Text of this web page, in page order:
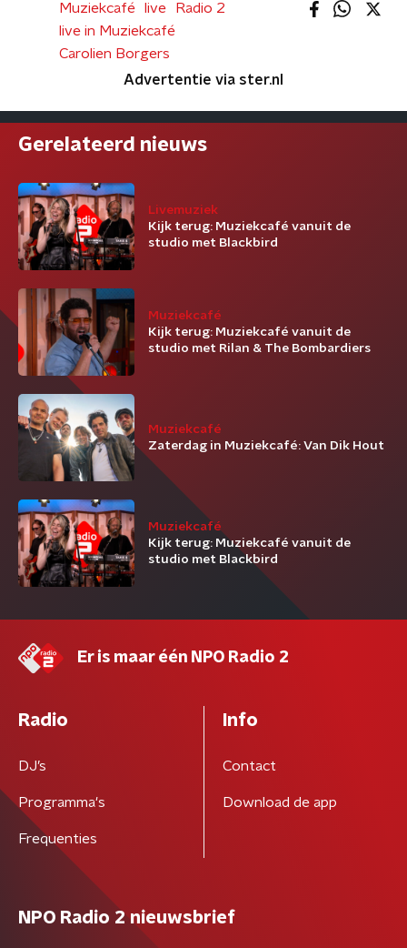
Muziekcafé
live
Radio 2
live in Muziekcafé
Carolien Borgers
Advertentie via ster.nl
Gerelateerd nieuws
Livemuziek
Kijk terug: Muziekcafé vanuit de
studio met Blackbird
Muziekcafé
Kijk terug: Muziekcafé vanuit de
studio met Rilan & The Bombardiers
Muziekcafé
Zaterdag in Muziekcafé: Van Dik Hout
Muziekcafé
Kijk terug: Muziekcafé vanuit de
studio met Blackbird
Er is maar één NPO Radio 2
Radio
DJ’s
Programma's
Frequenties
Info
Contact
Download de app
NPO Radio 2 nieuwsbrief